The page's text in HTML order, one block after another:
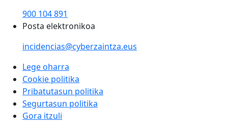
900 104 891
Posta elektronikoa
incidencias@cyberzaintza.eus
Lege oharra
Cookie politika
Pribatutasun politika
Segurtasun politika
Gora itzuli